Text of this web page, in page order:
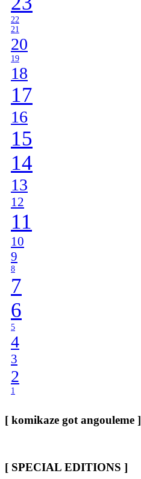
22
21
20
19
18
17
16
15
14
13
12
11
10
9
8
7
6
5
4
3
2
1
[ komikaze got angouleme ]
[ SPECIAL EDITIONS ]